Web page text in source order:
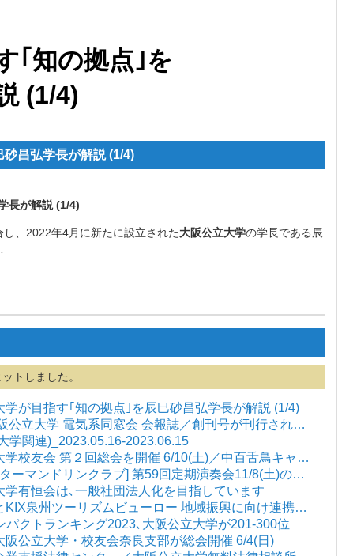
｢知の拠点｣を
(1/4)
昌弘学長が解説 (1/4)
長が解説 (1/4)
し、2022年4月に新たに設立された大阪公立大学の学長である辰
トしました。
が目指す｢知の拠点｣を辰巳砂昌弘学長が解説 (1/4)
公立大学 電気系同窓会 会報誌／創刊号が刊行され…
学関連)_2023.05.16-2023.06.15
学校友会 第２回総会を開催 6/10(土)／中百舌鳥キャ…
ーマンドリンクラブ] 第59回定期演奏会11/8(土)の…
有恒会は､一般社団法人化を目指しています
KIX泉州ツーリズムビューロー 地域振興に向け連携…
パクトランキング2023､大阪公立大学が201-300位
公立大学・校友会奈良支部が総会開催 6/4(日)